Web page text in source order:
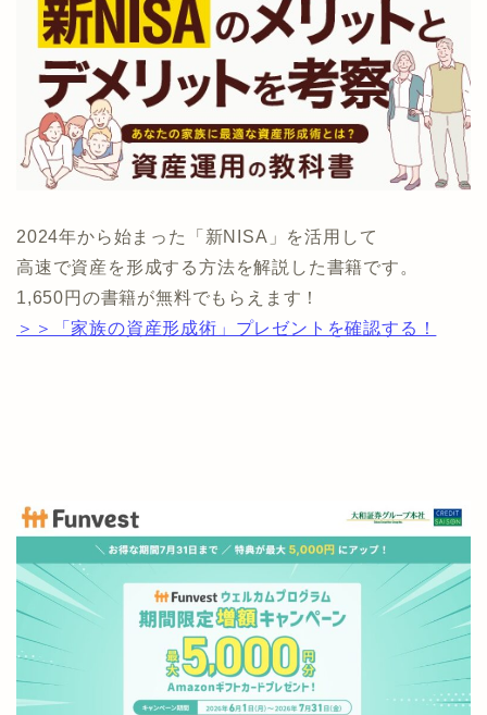
2024年から始まった「新NISA」を活用して
高速で資産を形成する方法を解説した書籍です。
1,650円の書籍が無料でもらえます！
＞＞「家族の資産形成術」プレゼントを確認する！